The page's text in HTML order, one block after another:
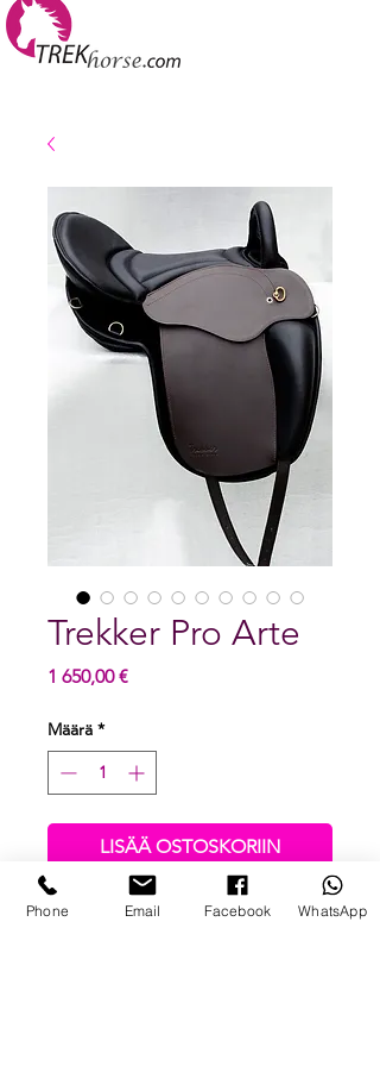
Trekker Pro Arte
1 650,00 €Hinta
Määrä *
LISÄÄ OSTOSKORIIN
Phone Email Facebook WhatsApp